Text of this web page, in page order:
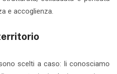
e accoglienza.
scelti a caso: li conosciamo